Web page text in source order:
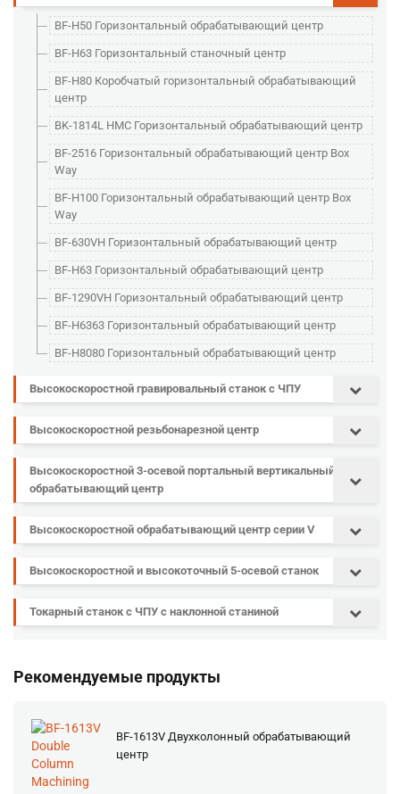
BF-H50 Горизонтальный обрабатывающий центр
BF-H63 Горизонтальный станочный центр
BF-H80 Коробчатый горизонтальный обрабатывающий
центр
BK-1814L HMC Горизонтальный обрабатывающий центр
BF-2516 Горизонтальный обрабатывающий центр Box
Way
BF-H100 Горизонтальный обрабатывающий центр Box
Way
BF-630VH Горизонтальный обрабатывающий центр
BF-H63 Горизонтальный обрабатывающий центр
BF-1290VH Горизонтальный обрабатывающий центр
BF-H6363 Горизонтальный обрабатывающий центр
BF-H8080 Горизонтальный обрабатывающий центр
Высокоскоростной гравировальный станок с ЧПУ
Высокоскоростной резьбонарезной центр
Высокоскоростной 3-осевой портальный вертикальный
обрабатывающий центр
Высокоскоростной обрабатывающий центр серии V
Высокоскоростной и высокоточный 5-осевой станок
Токарный станок с ЧПУ с наклонной станиной
Рекомендуемые продукты
BF-1613V Двухколонный обрабатывающий
центр